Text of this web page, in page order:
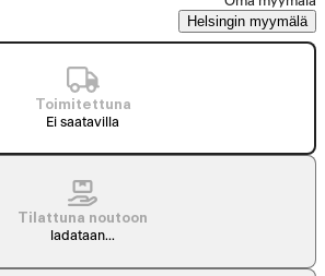
Helsingin myymälä
Toimitettuna
Ei saatavilla
Tilattuna noutoon
ladataan...